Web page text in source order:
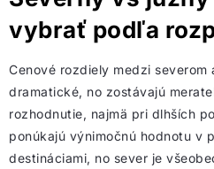
vybrať podľa
Cenové rozdiely medzi severom
dramatické, no zostávajú
rozhodnutie, najmä pri dlhších
ponúkajú výnimočnú hodnotu v
destináciami, no sever je